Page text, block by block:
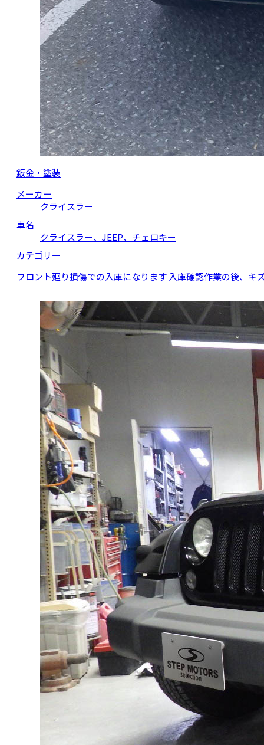
鈑金・塗装
メーカー
クライスラー
車名
クライスラー、JEEP、チェロキー
カテゴリー
フロント廻り損傷での入庫になります 入庫確認作業の後、